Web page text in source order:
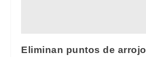
Eliminan puntos de arrojo